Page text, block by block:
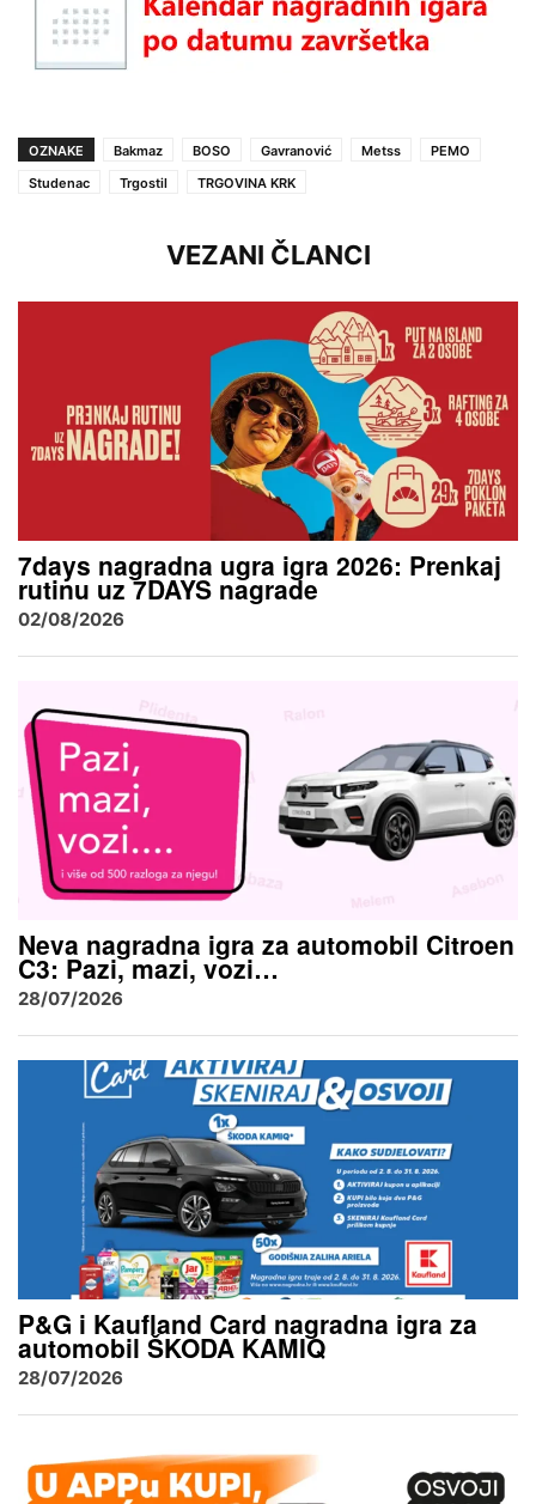
OZNAKE Bakmaz BOSO Gavranović Metss
PEMO
Studenac
Trgostil TRGOVINA KRK
VEZANI ČLANCI
7days nagradna ugra igra 2026: Prenkaj
rutinu uz 7DAYS nagrade
02/08/2026
Neva nagradna igra za automobil Citroen
C3: Pazi, mazi, vozi…
28/07/2026
P&G i Kaufland Card nagradna igra za
automobil ŠKODA KAMIQ
28/07/2026